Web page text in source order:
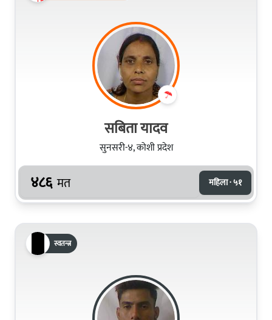
सबिता यादव
सुनसरी-४, कोशी प्रदेश
४८६ मत महिला · ५१
स्वतन्त्र